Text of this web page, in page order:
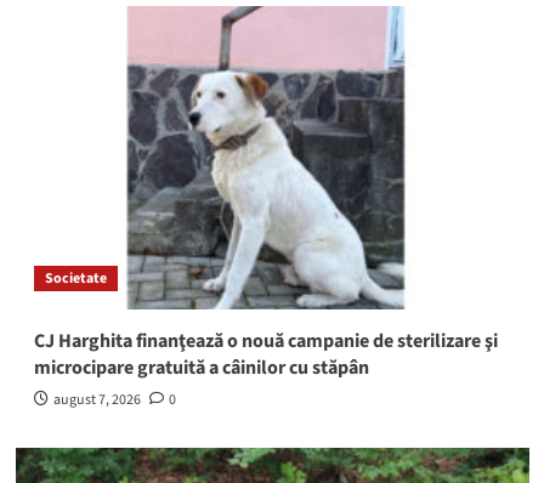
Societate
CJ Harghita finanţează o nouă campanie de sterilizare şi
microcipare gratuită a câinilor cu stăpân
august 7, 2026 0